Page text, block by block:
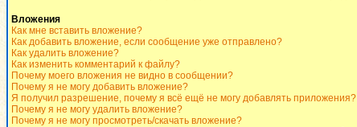
Вложения
Как мне вставить вложение?
Как добавить вложение, если сообщение уже отправлено?
Как удалить вложение?
Как изменить комментарий к файлу?
Почему моего вложения не видно в сообщении?
Почему я не могу добавить вложение?
Я получил разрешение, почему я всё ещё не могу добавлять приложения?
Почему я не могу удалить вложение?
Почему я не могу просмотреть/скачать вложение?